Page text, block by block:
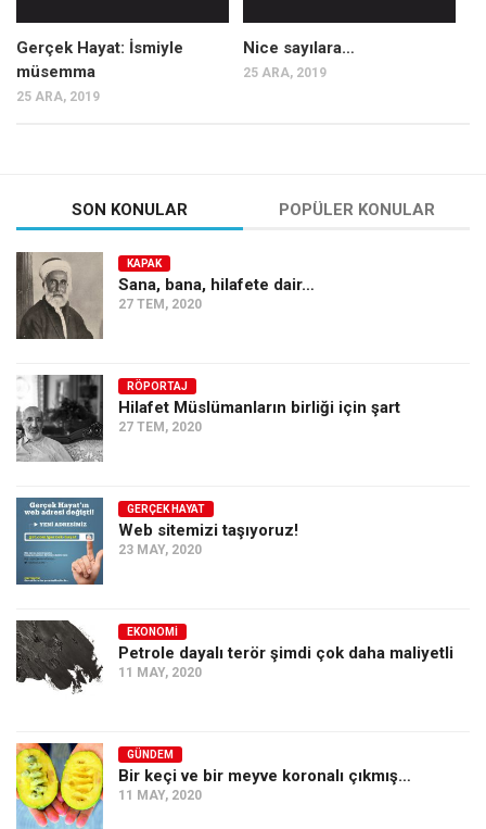
Avustralya
Tarih
Gerçek Hayat: İsmiyle
müsemma
25 ARA, 2019
Nice sayılara…
25 ARA, 2019
SON KONULAR POPÜLER KONULAR
KAPAK
Sana, bana, hilafete dair…
27 TEM, 2020
RÖPORTAJ
Hilafet Müslümanların birliği için şart
27 TEM, 2020
GERÇEK HAYAT
Web sitemizi taşıyoruz!
23 MAY, 2020
EKONOMI
Petrole dayalı terör şimdi çok daha maliyetli
11 MAY, 2020
GÜNDEM
Bir keçi ve bir meyve koronalı çıkmış…
11 MAY, 2020